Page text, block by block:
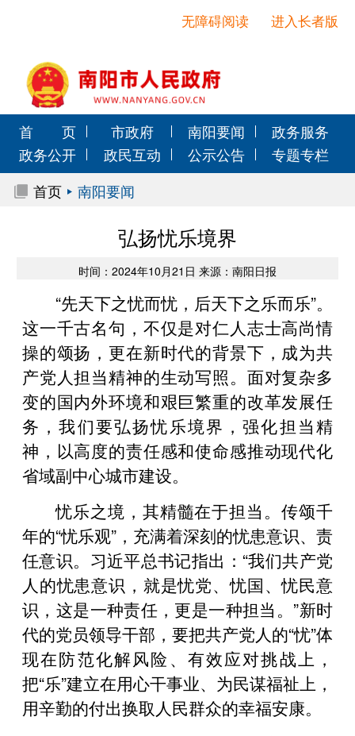
进入长者版
无障碍阅读
首 页 市政府 南阳要闻
政务服务
政务公开
政民互动 公示公告
专题专栏
首页
南阳要闻
弘扬忧乐境界
时间：2024年10月21日 来源：南阳日报
“先天下之忧而忧，后天下之乐而乐”。
这一千古名句，不仅是对仁人志士高尚情
操的颂扬，更在新时代的背景下，成为共
产党人担当精神的生动写照。面对复杂多
变的国内外环境和艰巨繁重的改革发展任
务，我们要弘扬忧乐境界，强化担当精
神，以高度的责任感和使命感推动现代化
省域副中心城市建设。
忧乐之境，其精髓在于担当。传颂千
年的“忧乐观”，充满着深刻的忧患意识、责
任意识。习近平总书记指出：“我们共产党
人的忧患意识，就是忧党、忧国、忧民意
识，这是一种责任，更是一种担当。”新时
代的党员领导干部，要把共产党人的“忧”体
现在防范化解风险、有效应对挑战上，
把“乐”建立在用心干事业、为民谋福祉上，
用辛勤的付出换取人民群众的幸福安康。